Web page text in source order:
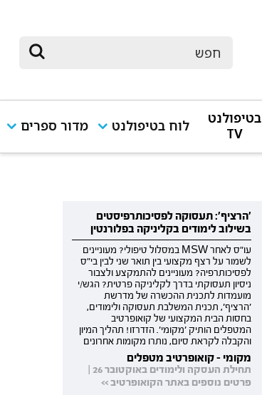
בטיפולנט
TV
לוח בטיפולנט מדור ספרים
'הרציף': תעסוקה לפסיכותרפיסטים
בשילוב לימודים בקליניקה בפלורנטין
עו"ס לאחר MSW במסלול טיפולי? מעוניינים
לשמור על רצף מקצועי בין תואר שני לבין בי"ס
לפסיכותרפיה? מעוניינים להתמקצע ולצבור
ניסיון תעסוקתי בדרך לקליניקה פרטית? הגש/י
מועמדות לתכנית ההכשרה של מדרשת
'הרציף', תכנית המשלבת תעסוקה ולימודים,
בחסות הבית המקצועי של קואופרטיב
המטפלים הותיק 'מקומי'. הזדרזו! תהליך המיון
והקבלה לקראת סיום, נותרו מקומות אחרונים
מקומי - קואופרטיב מטפלים
תחילת העסקה ולימודים באוקטובר 26 |
פרטים נוספים באתר הקואופרטיב >>